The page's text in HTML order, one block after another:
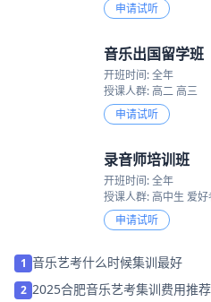
申请试听
音乐出国留学班
开班时间: 全年
授课人群: 高二 高三
申请试听
录音师培训班
开班时间: 全年
授课人群: 高中生 爱好
申请试听
1 音乐艺考什么时候集训最好
2 2025合肥音乐艺考集训费用推